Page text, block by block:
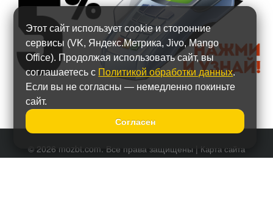
© 2026 mozbt.com. Все права защищены | Карта сайта
Этот сайт использует cookie и сторонние
сервисы (VK, Яндекс.Метрика, Jivo, Mango
Office). Продолжая использовать сайт, вы
соглашаетесь с Политикой обработки данных.
Если вы не согласны — немедленно покиньте
сайт.
Согласен